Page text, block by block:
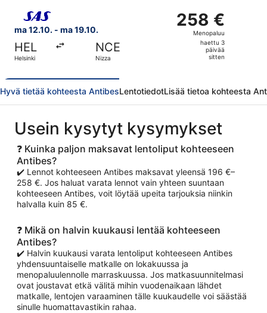
ma 12.10. - ma 19.10.
HEL
Helsinki
NCE
Nizza
258 €
Menopaluu,
haettu
258 €
Menopaluu
haettu 3
päivää
sitten
Hyvä tietää kohteesta AntibesLentotiedotLisää tietoa kohteesta
Usein kysytyt kysymykset
❓ Kuinka paljon maksavat lentoliput kohteeseen
Antibes?
✔️ Lennot kohteeseen Antibes maksavat yleensä 196 €–
258 €. Jos haluat varata lennot vain yhteen suuntaan
kohteeseen Antibes, voit löytää upeita tarjouksia niinkin
halvalla kuin 85 €.
❓ Mikä on halvin kuukausi lentää kohteeseen
Antibes?
✔️ Halvin kuukausi varata lentoliput kohteeseen Antibes
yhdensuuntaiselle matkalle on lokakuussa ja
menopaluulennolle marraskuussa. Jos matkasuunnitelmasi
ovat joustavat etkä välitä mihin vuodenaikaan lähdet
matkalle, lentojen varaaminen tälle kuukaudelle voi säästää
sinulle huomattavastikin rahaa.